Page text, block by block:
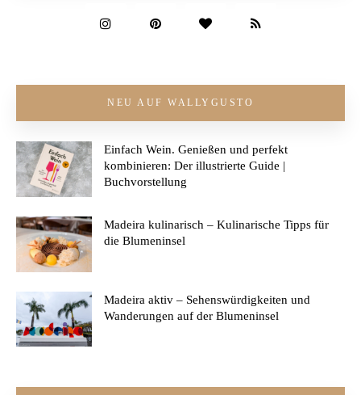
NEU AUF WALLYGUSTO
Einfach Wein. Genießen und perfekt
kombinieren: Der illustrierte Guide |
Buchvorstellung
Madeira kulinarisch – Kulinarische Tipps für
die Blumeninsel
Madeira aktiv – Sehenswürdigkeiten und
Wanderungen auf der Blumeninsel